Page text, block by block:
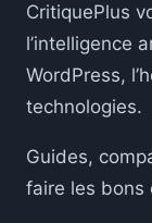
CritiquePlus
l’intelligence
WordPress,
technologies.
Guides,
faire les bons